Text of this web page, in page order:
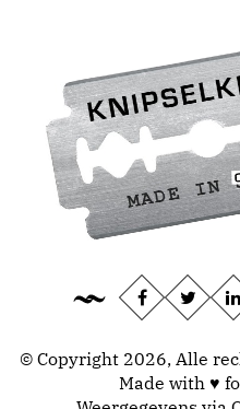
© Copyright 2026, Alle
Made with ♥